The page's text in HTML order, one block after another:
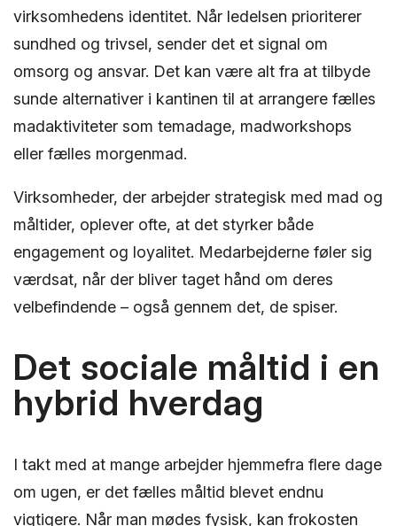
virksomhedens identitet. Når ledelsen prioriterer
sundhed og trivsel, sender det et signal om
omsorg og ansvar. Det kan være alt fra at tilbyde
sunde alternativer i kantinen til at arrangere fælles
madaktiviteter som temadage, madworkshops
eller fælles morgenmad.
Virksomheder, der arbejder strategisk med mad og
måltider, oplever ofte, at det styrker både
engagement og loyalitet. Medarbejderne føler sig
værdsat, når der bliver taget hånd om deres
velbefindende – også gennem det, de spiser.
Det sociale måltid i en
hybrid hverdag
I takt med at mange arbejder hjemmefra flere dage
om ugen, er det fælles måltid blevet endnu
vigtigere. Når man mødes fysisk, kan frokosten